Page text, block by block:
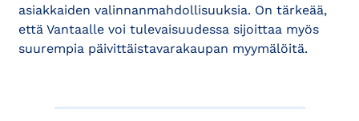
asiakkaiden valinnanmahdollisuuksia. On tärkeää,
että Vantaalle voi tulevaisuudessa sijoittaa myös
suurempia päivittäistavarakaupan myymälöitä.